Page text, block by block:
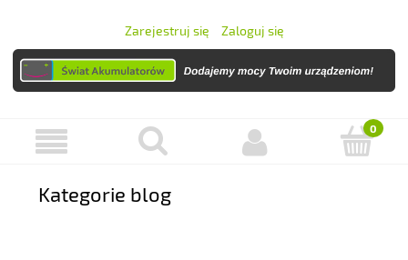
Zarejestruj się Zaloguj się
Kategorie blog